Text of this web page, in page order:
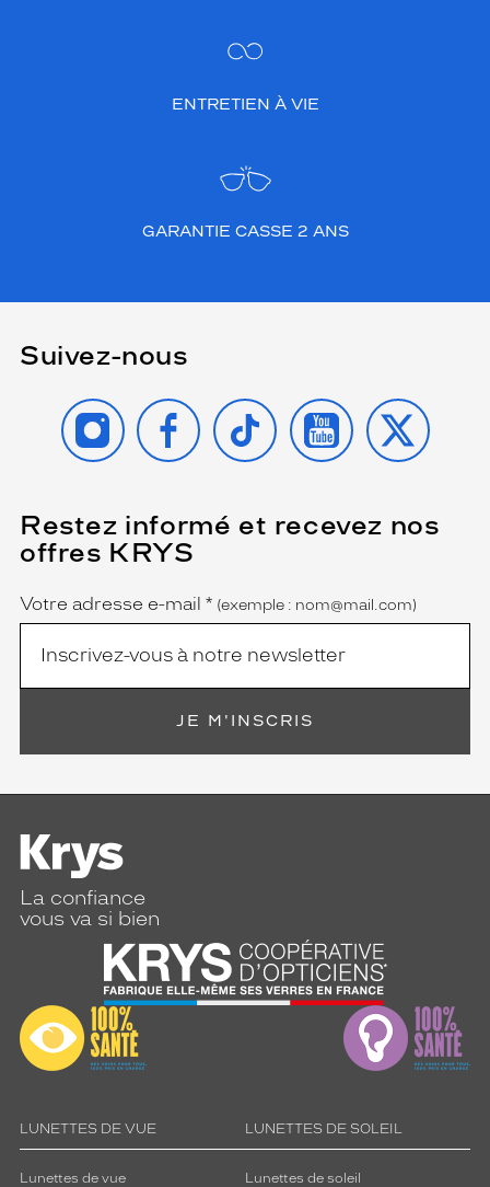
ENTRETIEN À VIE
GARANTIE CASSE 2 ANS
Suivez-nous
INSTAGRAMFACEBOOK
TIKTOK YOUTUBE
X
Restez informé et recevez nos
offres KRYS
Name
Votre adresse e-mail *
(Ce
champ
est
obligatoire)
(exemple : nom@mail.com)
JE M'INSCRIS
La confiance
vous va si bien
LUNETTES DE VUE
Lunettes de vue
LUNETTES DE SOLEIL
Lunettes de soleil